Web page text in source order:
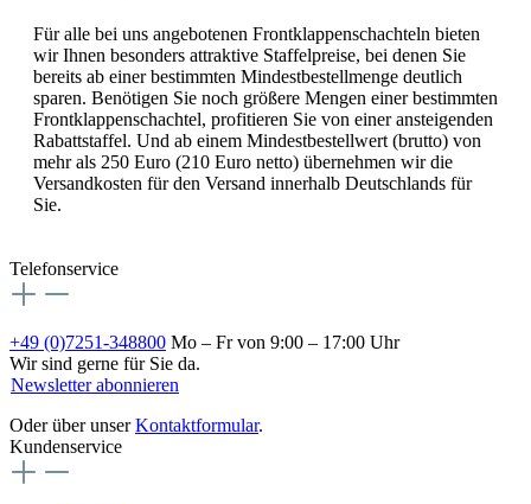
Für alle bei uns angebotenen Frontklappenschachteln bieten
wir Ihnen besonders attraktive Staffelpreise, bei denen Sie
bereits ab einer bestimmten Mindestbestellmenge deutlich
sparen. Benötigen Sie noch größere Mengen einer bestimmten
Frontklappenschachtel, profitieren Sie von einer ansteigenden
Rabattstaffel. Und ab einem Mindestbestellwert (brutto) von
mehr als 250 Euro (210 Euro netto) übernehmen wir die
Versandkosten für den Versand innerhalb Deutschlands für
Sie.
Telefonservice
+49 (0)7251-348800 Mo – Fr von 9:00 – 17:00 Uhr
Wir sind gerne für Sie da.
Newsletter abonnieren
Oder über unserKontaktformular.
Kundenservice